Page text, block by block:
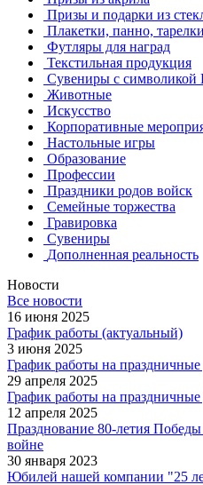
Призы и подарки из
Плакетки, панно, тарелки
Футляры для наград
Текстильная продукция
Сувениры с символикой
Животные
Искусство
Корпоративные
Настольные игры
Образование
Профессии
Праздники родов войск
Семейные торжества
Гравировка
Сувениры
Дополненная реальность
Новости
Все новости
16 июня 2025
График работы (актуальный)
3 июня 2025
График работы на
29 апреля 2025
График работы на
12 апреля 2025
Празднование 80-летия
войне
30 января 2023
Юбилей нашей компании "25